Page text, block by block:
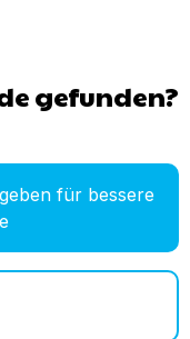
gefunden?
für bessere